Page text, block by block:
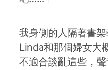
我身側的人隔著書架
Linda和那個婦女大
不適合談亂這些，